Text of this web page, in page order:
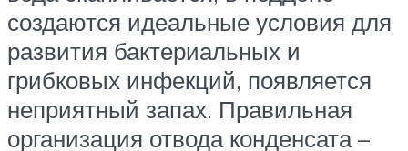
создаются идеальные условия для
развития бактериальных и
грибковых инфекций, появляется
неприятный запах. Правильная
организация отвода конденсата –